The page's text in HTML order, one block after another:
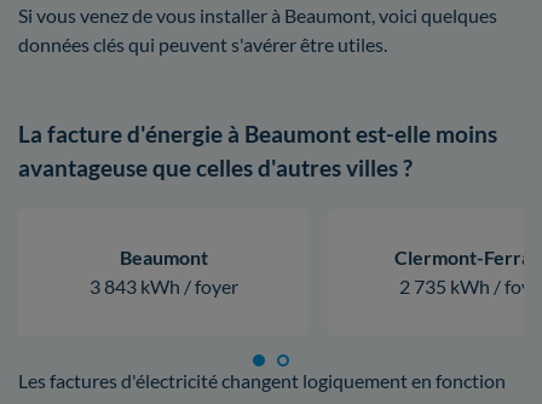
Si vous venez de vous installer à Beaumont, voici quelques
données clés qui peuvent s'avérer être utiles.
La facture d'énergie à Beaumont est-elle moins
avantageuse que celles d'autres villes ?
Beaumont
3 843 kWh / foyer
Clermont-
2 735 kWh /
Les factures d'électricité changent logiquement en fonction